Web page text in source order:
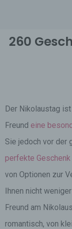
260
Der Nikolaustag
Freund eine
Sie jedoch vor der
perfekte
von Optionen zur
Ihnen nicht
Freund am
romantisch, von